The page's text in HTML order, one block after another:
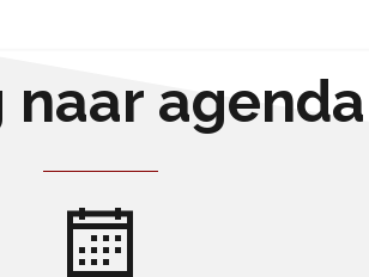
naar agenda